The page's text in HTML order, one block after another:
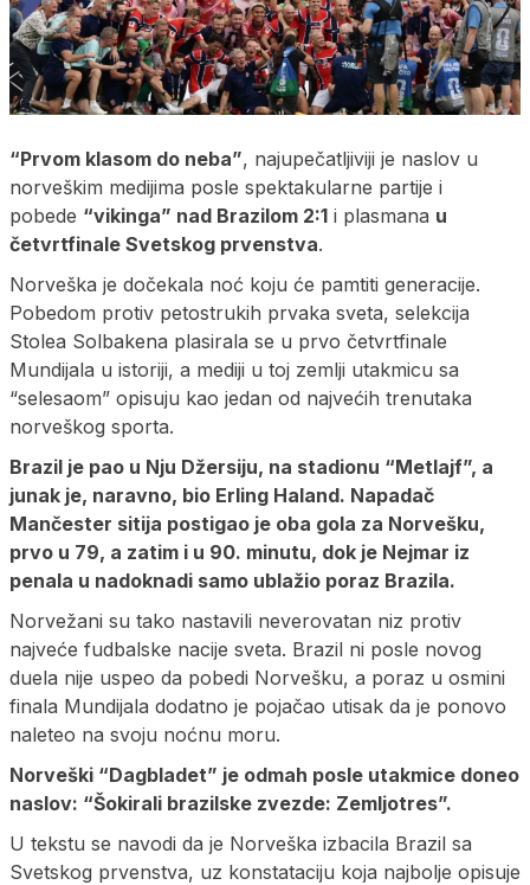
“Prvom klasom do neba”, najupečatljiviji je naslov u
norveškim medijima posle spektakularne partije i
pobede “vikinga” nad Brazilom 2:1 i plasmana u
četvrtfinale Svetskog prvenstva.
Norveška je dočekala noć koju će pamtiti generacije.
Pobedom protiv petostrukih prvaka sveta, selekcija
Stolea Solbakena plasirala se u prvo četvrtfinale
Mundijala u istoriji, a mediji u toj zemlji utakmicu sa
“selesaom” opisuju kao jedan od najvećih trenutaka
norveškog sporta.
Brazil je pao u Nju Džersiju, na stadionu “Metlajf”, a
junak je, naravno, bio Erling Haland. Napadač
Mančester sitija postigao je oba gola za Norvešku,
prvo u 79, a zatim i u 90. minutu, dok je Nejmar iz
penala u nadoknadi samo ublažio poraz Brazila.
Norvežani su tako nastavili neverovatan niz protiv
najveće fudbalske nacije sveta. Brazil ni posle novog
duela nije uspeo da pobedi Norvešku, a poraz u osmini
finala Mundijala dodatno je pojačao utisak da je ponovo
naleteo na svoju noćnu moru.
Norveški “Dagbladet” je odmah posle utakmice doneo
naslov: “Šokirali brazilske zvezde: Zemljotres”.
U tekstu se navodi da je Norveška izbacila Brazil sa
Svetskog prvenstva, uz konstataciju koja najbolje opisuje